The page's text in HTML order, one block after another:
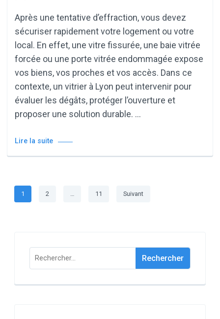
Après une tentative d’effraction, vous devez
sécuriser rapidement votre logement ou votre
local. En effet, une vitre fissurée, une baie vitrée
forcée ou une porte vitrée endommagée expose
vos biens, vos proches et vos accès. Dans ce
contexte, un vitrier à Lyon peut intervenir pour
évaluer les dégâts, protéger l’ouverture et
proposer une solution durable. …
Lire la suite
Pagination
des
Page
1 Page
2 Page
11 Suivant
Rechercher :